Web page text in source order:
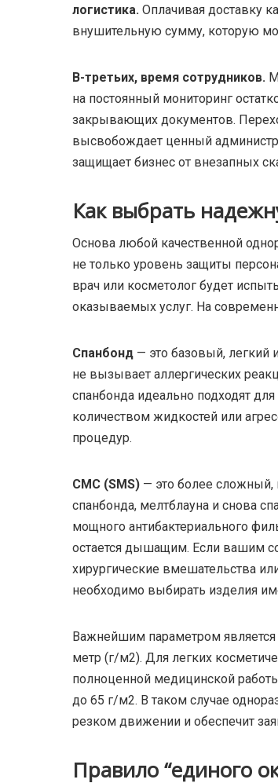
логистика. Оплачивая доставку
внушительную сумму, которую
В-третьих, время сотрудников.
на постоянный мониторинг
закрывающих документов.
высвобождает ценный
защищает бизнес от внезапных
Как выбрать
Основа любой качественной
не только уровень защиты
врач или косметолог будет
оказываемых услуг. На
Спанбонд — это базовый, легкий
не вызывает аллергических
спанбонда идеально подходят
количеством жидкостей или
процедур.
СМС (SMS) — это более сложный,
спанбонда, мелтблауна и снова
мощного антибактериального
остается дышащим. Если вашим
хирургические вмешательства
необходимо выбирать изделия
Важнейшим параметром является
метр (г/м2). Для легких
полноценной медицинской
до 65 г/м2. В таком случае
резком движении и обеспечит
Правило “единого